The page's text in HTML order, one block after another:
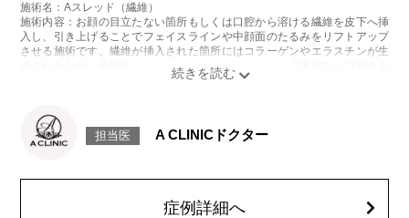
施術名：Aスレッド（繊維）
施術内容：お顔の目立たない箇所もしくは口腔から溶ける繊維を皮下へ挿
入し、引き上げることでフェイスラインや中顔面のたるみをリフトアップ
させる施術です。繊維が挿入された箇所にはコラーゲンやエラスチンが生
成されるため、長期的な美肌効果、肌質の改善効果、将来的なシワやたる
みの予防効果が期待できます。
とがございます。また、稀ではありますが、施術部位の細菌感染症、皮膚
のよれ、繊維の突出などが生じることがございます。化膿止め・痛み止め
費用：1部位 184,800円(税込)
オプション：笑気麻酔 3,300円(税込)
担当医 A CLINICドクター
症例詳細へ